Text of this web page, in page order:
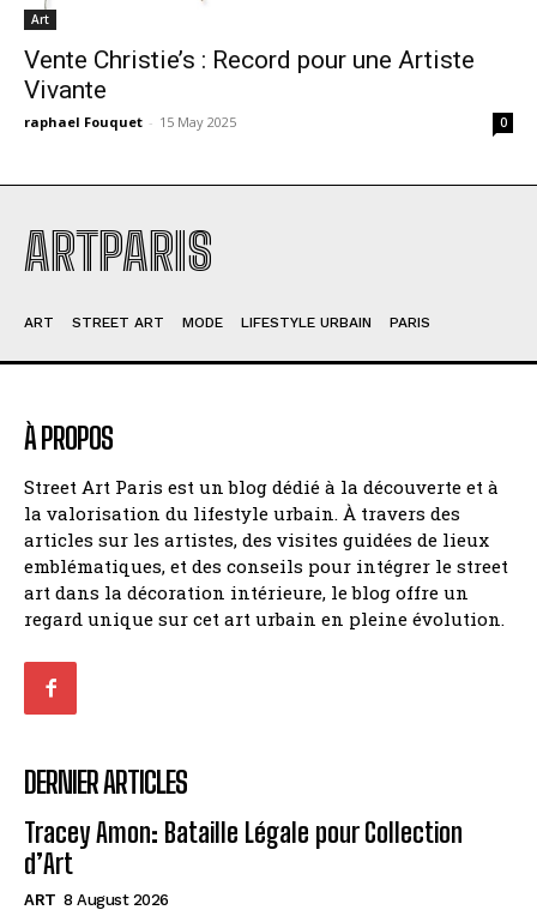
Art
Vente Christie’s : Record pour une Artiste
Vivante
raphael Fouquet - 15 May 2025 0
ARTPARIS
ART STREET ART MODE LIFESTYLE URBAIN PARIS
À PROPOS
Street Art Paris est un blog dédié à la découverte et à
la valorisation du lifestyle urbain. À travers des
articles sur les artistes, des visites guidées de lieux
emblématiques, et des conseils pour intégrer le street
art dans la décoration intérieure, le blog offre un
regard unique sur cet art urbain en pleine évolution.
DERNIER ARTICLES
Tracey Amon: Bataille Légale pour Collection
d’Art
ART 8 August 2026